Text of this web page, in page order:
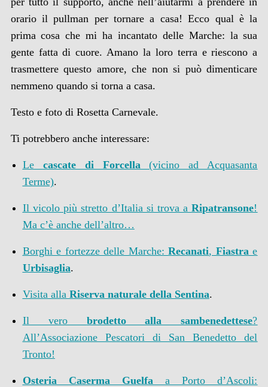
orario il pullman per tornare a casa! Ecco qual è la
prima cosa che mi ha incantato delle Marche: la sua
gente fatta di cuore. Amano la loro terra e riescono a
trasmettere questo amore, che non si può dimenticare
nemmeno quando si torna a casa.
Testo e foto di Rosetta Carnevale.
Ti potrebbero anche interessare:
Le cascate di Forcella(vicino ad Acquasanta
Terme).
Il vicolo più stretto d’Italia si trova aRipatransone!
Ma c’è anche dell’altro…
Borghi e fortezze delle Marche:Recanati, Fiastra e
Urbisaglia.
Visita alla Riserva naturale della Sentina.
Il vero brodetto alla sambenedettese?
All’Associazione Pescatori di San Benedetto del
Tronto!
Osteria Caserma Guelfa a Porto d’Ascoli: